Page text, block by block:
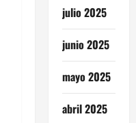
julio 2025
junio 2025
mayo 2025
abril 2025